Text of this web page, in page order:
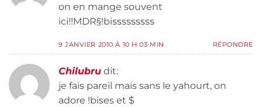
on en mange souvent
ici!!MDR§!bisssssssss
9 JANVIER 2010 À 10 H 03 MIN RÉPONDRE
Chilubru dit:
je fais pareil mais sans le yahourt, on
adore !bises et $